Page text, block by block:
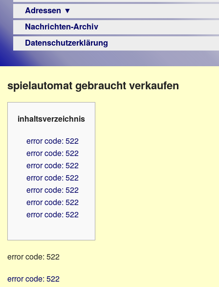
Urteile
Sehbehinderung
Frühförderung
Schule
–
Beruf
Hilfsmittel
-
PC
Adressen ▼
Augenoptiker
Berufsbildungswerke
Hörbüchereien
Reha-
Lehrer
Verbände
Nachrichten-Archiv
Datenschutzerklärung
spielautomat gebraucht verkaufen
inhaltsverzeichnis
error code: 522
error code: 522
error code: 522
error code: 522
error code: 522
error code: 522
error code: 522
error code: 522
error code: 522